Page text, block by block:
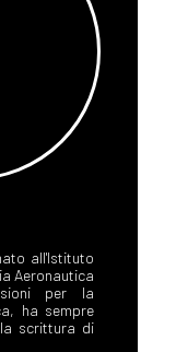
all'Istituto
Aeronautica
per la
ha sempre
scrittura di